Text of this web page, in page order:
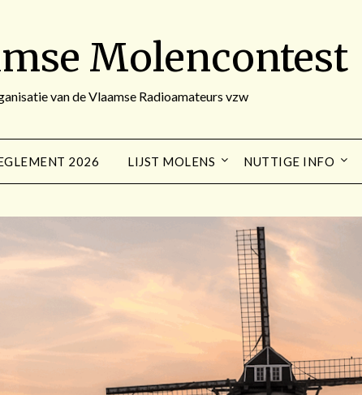
Molencontest
van de Vlaamse Radioamateurs vzw
2026 LIJST MOLENS NUTTIGE INFO